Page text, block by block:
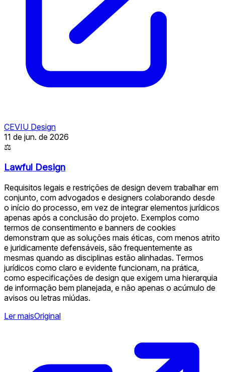
CEVIU Design
11 de jun. de 2026
⚖
Lawful Design
Requisitos legais e restrições de design devem trabalhar em
conjunto, com advogados e designers colaborando desde
o início do processo, em vez de integrar elementos jurídicos
apenas após a conclusão do projeto. Exemplos como
termos de consentimento e banners de cookies
demonstram que as soluções mais éticas, com menos atrito
e juridicamente defensáveis, são frequentemente as
mesmas quando as disciplinas estão alinhadas. Termos
jurídicos como claro e evidente funcionam, na prática,
como especificações de design que exigem uma hierarquia
de informação bem planejada, e não apenas o acúmulo de
avisos ou letras miúdas.
Ler maisOriginal